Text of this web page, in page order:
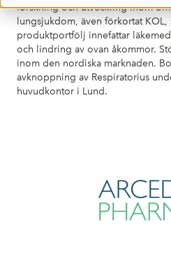
forskning och utveckling inom
lungsjukdom, även förkortat KOL,
produktportfölj innefattar
och lindring av ovan åkommor.
inom den nordiska marknaden.
avknoppning av Respiratorius
huvudkontor i Lund.